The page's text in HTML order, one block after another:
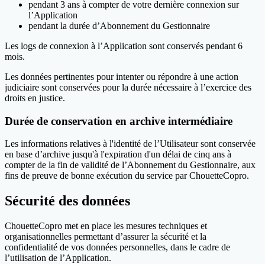
pendant 3 ans à compter de votre dernière connexion sur
l’Application
pendant la durée d’Abonnement du Gestionnaire
Les logs de connexion à l’Application sont conservés pendant 6
mois.
Les données pertinentes pour intenter ou répondre à une action
judiciaire sont conservées pour la durée nécessaire à l’exercice des
droits en justice.
Durée de conservation en archive intermédiaire
Les informations relatives à l'identité de l’Utilisateur sont conservée
en base d’archive jusqu'à l'expiration d'un délai de cinq ans à
compter de la fin de validité de l’Abonnement du Gestionnaire, aux
fins de preuve de bonne exécution du service par ChouetteCopro.
Sécurité des données
ChouetteCopro met en place les mesures techniques et
organisationnelles permettant d’assurer la sécurité et la
confidentialité de vos données personnelles, dans le cadre de
l’utilisation de l’Application.